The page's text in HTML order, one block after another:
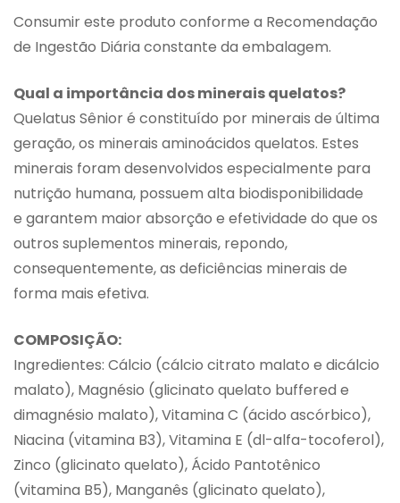
Consumir este produto conforme a Recomendação
de Ingestão Diária constante da embalagem.
Qual a importância dos minerais quelatos?
Quelatus Sênior é constituído por minerais de última
geração, os minerais aminoácidos quelatos. Estes
minerais foram desenvolvidos especialmente para
nutrição humana, possuem alta biodisponibilidade
e garantem maior absorção e efetividade do que os
outros suplementos minerais, repondo,
consequentemente, as deficiências minerais de
forma mais efetiva.
COMPOSIÇÃO:
Ingredientes: Cálcio (cálcio citrato malato e dicálcio
malato), Magnésio (glicinato quelato buffered e
dimagnésio malato), Vitamina C (ácido ascórbico),
Niacina (vitamina B3), Vitamina E (dl-alfa-tocoferol),
Zinco (glicinato quelato), Ácido Pantotênico
(vitamina B5), Manganês (glicinato quelato),